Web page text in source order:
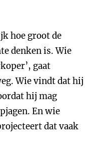
hoe groot de
denken is. Wie
gaat
Wie vindt dat hij
hij mag
En wie
dat vaak